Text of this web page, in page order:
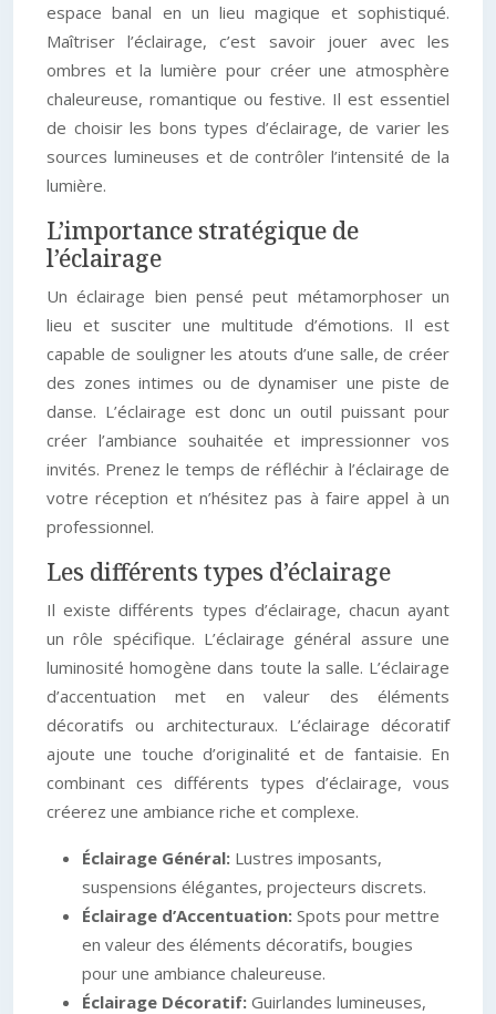
espace banal en un lieu magique et sophistiqué.
Maîtriser l’éclairage, c’est savoir jouer avec les
ombres et la lumière pour créer une atmosphère
chaleureuse, romantique ou festive. Il est essentiel
de choisir les bons types d’éclairage, de varier les
sources lumineuses et de contrôler l’intensité de la
lumière.
L’importance stratégique de
l’éclairage
Un éclairage bien pensé peut métamorphoser un
lieu et susciter une multitude d’émotions. Il est
capable de souligner les atouts d’une salle, de créer
des zones intimes ou de dynamiser une piste de
danse. L’éclairage est donc un outil puissant pour
créer l’ambiance souhaitée et impressionner vos
invités. Prenez le temps de réfléchir à l’éclairage de
votre réception et n’hésitez pas à faire appel à un
professionnel.
Les différents types d’éclairage
Il existe différents types d’éclairage, chacun ayant
un rôle spécifique. L’éclairage général assure une
luminosité homogène dans toute la salle. L’éclairage
d’accentuation met en valeur des éléments
décoratifs ou architecturaux. L’éclairage décoratif
ajoute une touche d’originalité et de fantaisie. En
combinant ces différents types d’éclairage, vous
créerez une ambiance riche et complexe.
Éclairage Général: Lustres imposants,
suspensions élégantes, projecteurs discrets.
Éclairage d’Accentuation: Spots pour mettre
en valeur des éléments décoratifs, bougies
pour une ambiance chaleureuse.
Éclairage Décoratif: Guirlandes lumineuses,